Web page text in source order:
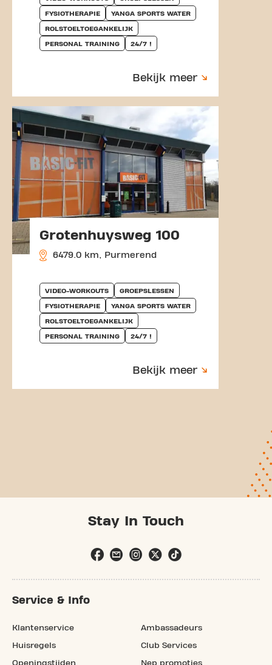
FYSIOTHERAPIE YANGA SPORTS WATER
ROLSTOELTOEGANKELIJK
PERSONAL TRAINING 24/7 !
Bekijk meer
Grotenhuysweg 100
6479.0 km, Purmerend
VIDEO-WORKOUTS GROEPSLESSEN
FYSIOTHERAPIE YANGA SPORTS WATER
ROLSTOELTOEGANKELIJK
PERSONAL TRAINING 24/7 !
Bekijk meer
Stay In Touch
Service & Info
Klantenservice
Huisregels
Openingstijden
Ambassadeurs
Club Services
Nep promoties